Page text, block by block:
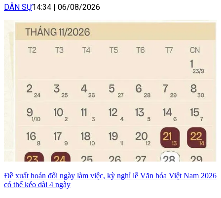
DÂN SỰ14:34 06/08/2026
Đề xuất hoán đổi ngày làm việc, kỳ nghỉ lễ Văn hóa Việt Nam 2026
có thể kéo dài 4 ngày